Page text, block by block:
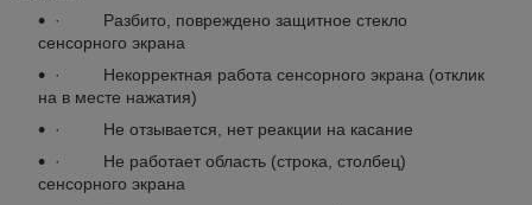
· Разбито, повреждено защитное стекло
сенсорного экрана
· Некорректная работа сенсорного экрана (отклик
на в месте нажатия)
· Не отзывается, нет реакции на касание
· Не работает область (строка, столбец)
сенсорного экрана